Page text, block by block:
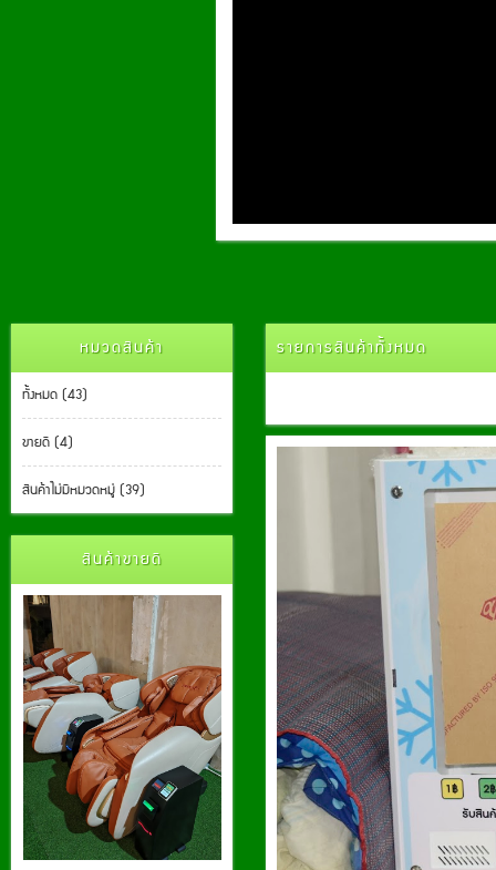
หมวดสินค้า
ทั้งหมด (43)
ขายดี (4)
สินค้าไม่มีหมวดหมู่ (39)
สินค้าขายดี
รายการสินค้าทั้งหมด